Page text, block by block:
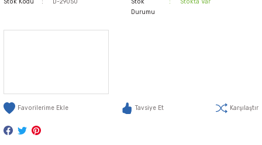
Durumu
Tavsiye Et Karşılaştır